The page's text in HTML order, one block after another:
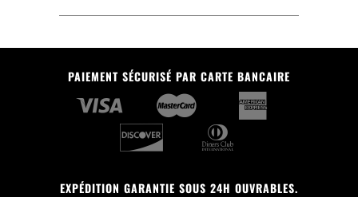
PAIEMENT SÉCURISÉ PAR CARTE BANCAIRE
EXPÉDITION GARANTIE SOUS 24H OUVRABLES.